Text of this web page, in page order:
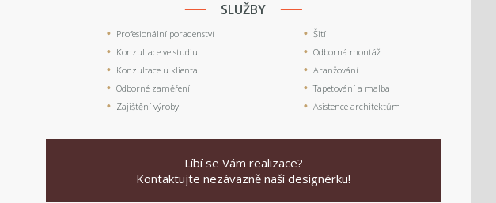
SLUŽBY
Profesionální poradenství
Konzultace ve studiu
Konzultace u klienta
Odborné zaměření
Zajištění výroby
Šití
Odborná montáž
Aranžování
Tapetování a malba
Asistence architektům
Líbí se Vám realizace?
Kontaktujte nezávazně naší designérku!